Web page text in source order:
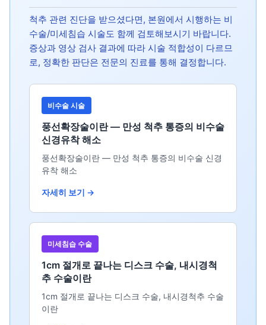
척추 관련 진단을 받으셨다면, 본원에서 시행하는 비
수술/미세침습 시술도 함께 검토해보시기 바랍니다.
증상과 영상 검사 결과에 따라 시술 적합성이 다르므
로, 정확한 판단은 전문의 진료를 통해 결정합니다.
비수술 시술
풍선확장술이란 — 만성 척추 통증의 비수술
신경유착 해소
풍선확장술이란 — 만성 척추 통증의 비수술 신경
유착 해소
자세히 보기 →
미세침습 수술
1cm 절개로 끝나는 디스크 수술, 내시경척
추 수술이란
1cm 절개로 끝나는 디스크 수술, 내시경척추 수술
이란